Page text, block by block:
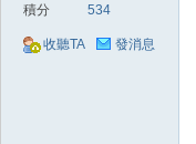
積分 534
收聽TA 發消息